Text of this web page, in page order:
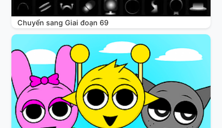
Chuyển sang Giai đoạn 69